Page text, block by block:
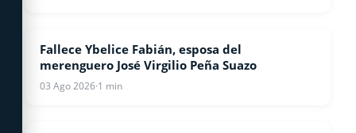
ESPECTACULOS
Fallece Ybelice Fabián, esposa del
merenguero José Virgilio Peña Suazo
03 Ago 2026·1 min